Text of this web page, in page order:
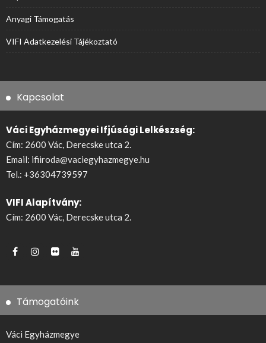
Anyagi Támogatás
VIFI Adatkezelési Tájékoztató
Kapcsolat
Váci Egyházmegyei Ifjúsági Lelkészség:
Cím: 2600 Vác, Derecske utca 2.
Email: ifiiroda@vaciegyhazmegye.hu
Tel.: +36304739597
VIFI Alapítvány:
Cím: 2600 Vác, Derecske utca 2.
Támogatóink
Váci Egyházmegye